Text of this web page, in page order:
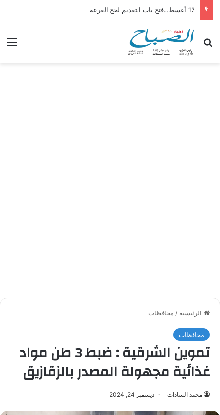
12 أغسط…فتح باب التقديم لحج القرعة
بحث عن
الرئيسية / محافظات
محافظات
تموين الشرقية : ضبط 3 طن مواد
غذائية مجهولة المصدر بالزقازيق
محمد السادات ديسمبر 24, 2024